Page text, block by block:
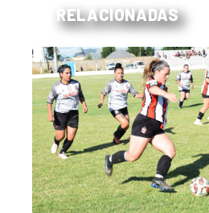
RELACIONADAS